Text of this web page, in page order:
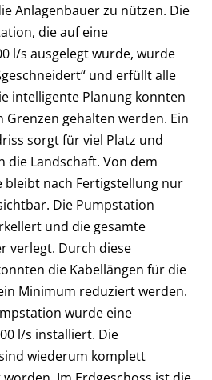
Anlagenbauer zu nützen. Die
die auf eine
l/s ausgelegt wurde, wurde
und erfüllt alle
intelligente Planung konnten
Grenzen gehalten werden. Ein
sorgt für viel Platz und
die Landschaft. Von dem
bleibt nach Fertigstellung nur
Die Pumpstation
und die gesamte
verlegt. Durch diese
die Kabellängen für die
Minimum reduziert werden.
wurde eine
l/s installiert. Die
wiederum komplett